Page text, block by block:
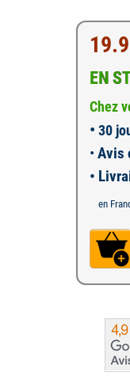
EN
Chez
• 30
• Avis
•
en